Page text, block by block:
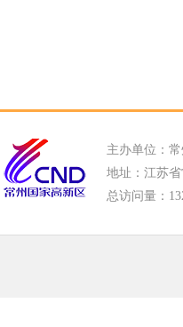
主办单位：
地址：江苏省
总访问量：